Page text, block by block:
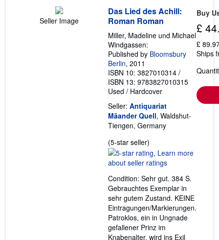
Seller Image
Das Lied des Achill:
Roman Roman
Miller, Madeline und Michael
Windgassen:
Published by Bloomsbury
Berlin, 2011
ISBN 10: 3827010314 /
ISBN 13: 9783827010315
Used / Hardcover
Seller: Antiquariat
Mäander Quell, Waldshut-
Tiengen, Germany
(5-star seller)
rating
5
of
5
stars
Condition: Sehr gut. 384 S.
Gebrauchtes Exemplar in
sehr gutem Zustand. KEINE
Eintragungen/Markierungen.
Patroklos, ein in Ungnade
gefallener Prinz im
Knabenalter, wird ins Exil
Buy
£
£
Ships